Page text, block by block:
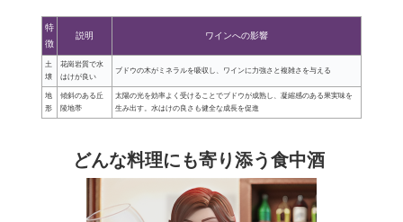
特
徴
説明 ワインへの影響
土
壌
花崗岩質で水
はけが良い
ブドウの木がミネラルを吸収し、ワインに力強さと複雑さを与える
地
形
傾斜のある丘
陵地帯
太陽の光を効率よく受けることでブドウが成熟し、凝縮感のある果実味を
生み出す。水はけの良さも健全な成長を促進
どんな料理にも寄り添う食中酒